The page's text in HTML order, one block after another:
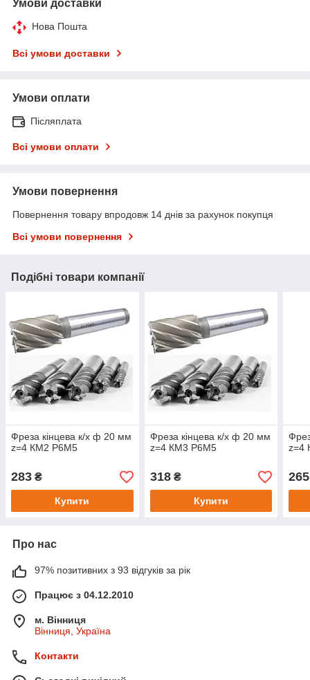
Умови доставки
Нова Пошта
Всі умови доставки
Умови оплати
Післяплата
Всі умови оплати
Умови повернення
Повернення товару впродовж 14 днів за рахунок покупця
Всі умови повернення
Подібні товари компанії
Фреза кінцева к/х ф 20 мм
z=4 КМ2 Р6М5
283 ₴
Купити
Фреза кінцева к/х ф 20 мм
z=4 КМ3 Р6М5
318₴
Купити
z=4
265
Про нас
97% позитивних з 93 відгуків за рік
Працює з 04.12.2010
м. Вінниця
Вінниця, Україна
Контакти